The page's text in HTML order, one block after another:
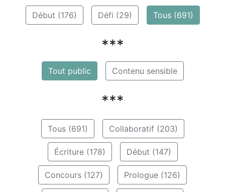
Début (176) Défi (29) Tous (691)
***
Tout public Contenu sensible
***
Tous (691) Collaboratif (203)
Écriture (178) Début (147)
Concours (127) Prologue (126)